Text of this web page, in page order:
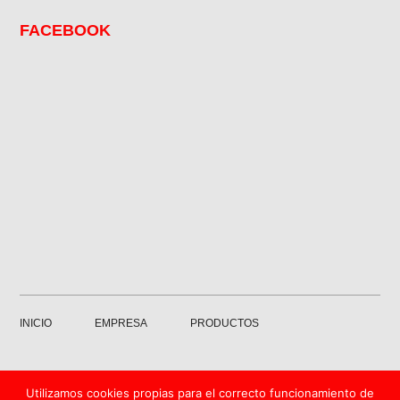
FACEBOOK
INICIO EMPRESA PRODUCTOS
Utilizamos cookies propias para el correcto funcionamiento de